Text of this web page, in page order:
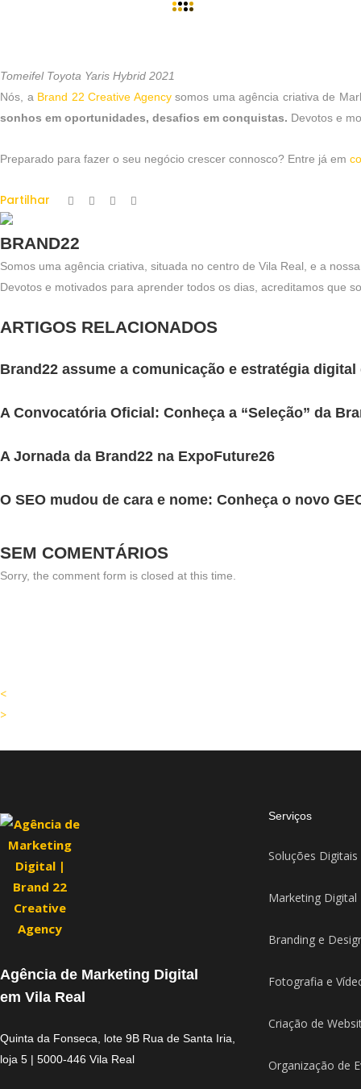
Tomeifel Toyota Yaris Hybrid 2021
Nós, a Brand 22 Creative Agencysomos uma agência criativa de
sonhos em oportunidades, desafios em conquistas. Devotos e
Preparado para fazer o seu negócio crescer connosco? Entre já em
Partilhar
BRAND22
Somos uma agência criativa, situada no centro de Vila Real, e a
Devotos e motivados para aprender todos os dias, acreditamos que
Brand22 assume a comunicação e estratégia
A Convocatória Oficial: Conheça a “Seleção” da
A Jornada da Brand22 na ExpoFuture26
O SEO mudou de cara e nome: Conheça o novo
SEM COMENTÁRIOS
Sorry, the comment form is closed at this time.
<
>
Agência de Marketing Digital
em Vila Real
Quinta da Fonseca, lote 9B Rua de Santa Iria,
loja 5 | 5000-446 Vila Real
Serviços
Soluções Digitais
Marketing Digital
Branding e
Fotografia e
Criação de
Organização de